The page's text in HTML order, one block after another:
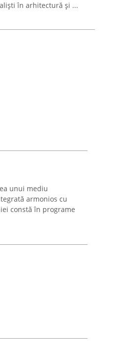
în arhitectură și ...
unui mediu
armonios cu
constă în programe